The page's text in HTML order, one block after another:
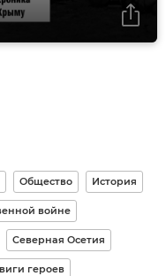
Общество История
войне
Северная Осетия
героев